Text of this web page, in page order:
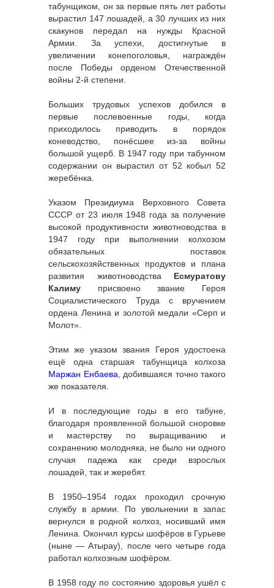
табунщиком, он за первые пять лет работы
вырастил 147 лошадей, а 30 лучших из них
скакунов передал на нужды Красной
Армии. За успехи, достигнутые в
увеличении конепоголовья, награждён
после Победы орденом Отечественной
войны 2-й степени.
Больших трудовых успехов добился в
первые послевоенные годы, когда
приходилось приводить в порядок
коневодство, понёсшее из-за войны
большой ущерб. В 1947 году при табунном
содержании он вырастил от 52 кобыл 52
жеребёнка.
Указом Президиума Верховного Совета
СССР от 23 июля 1948 года за получение
высокой продуктивности животноводства в
1947 году при выполнении колхозом
обязательных поставок
сельскохозяйственных продуктов и плана
развития животноводства Есмуратову
Калиму присвоено звание Героя
Социалистического Труда с вручением
ордена Ленина и золотой медали «Серп и
Молот».
Этим же указом звания Героя удостоена
ещё одна старшая табунщица колхоза
Маржан Енбаева , добившаяся точно такого
же показателя.
И в последующие годы в его табуне,
благодаря проявленной большой сноровке
и мастерству по выращиванию и
сохранению молодняка, не было ни одного
случая падежа как среди взрослых
лошадей, так и жеребят.
В 1950–1954 годах проходил срочную
службу в армии. По увольнении в запас
вернулся в родной колхоз, носивший имя
Ленина. Окончил курсы шофёров в Гурьеве
(ныне — Атырау), после чего четыре года
работал колхозным шофёром.
В 1958 году по состоянию здоровья ушёл с